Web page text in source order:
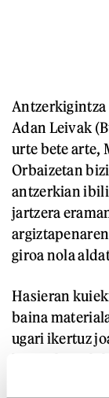
Antzerkigintza
Adan Leivak
urte bete arte,
Orbaizetan
antzerkian ibili
jartzera
giroa nola
Hasieran
baina
ugari ikertuz
urtegian